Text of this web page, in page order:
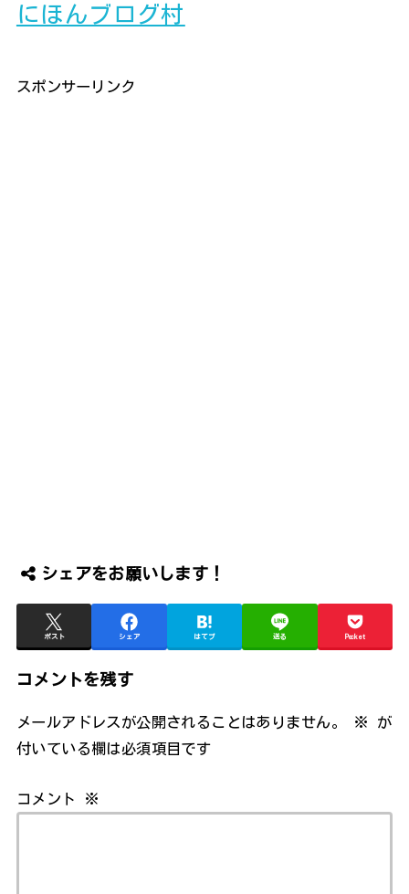
にほんブログ村
スポンサーリンク
シェアをお願いします！
ポスト シェア はてブ 送る Pocket
コメントを残す
メールアドレスが公開されることはありません。 ※
が
付いている欄は必須項目です
コメント ※